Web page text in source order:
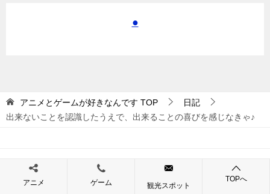
●
アニメとゲームが好きなんです TOP
日記
出来ないことを認識したうえで、出来ることの喜びを感じなきゃ♪
© 2017 アニメとゲームが好きなんです
アニメ ゲーム 観光スポット
TOPへ